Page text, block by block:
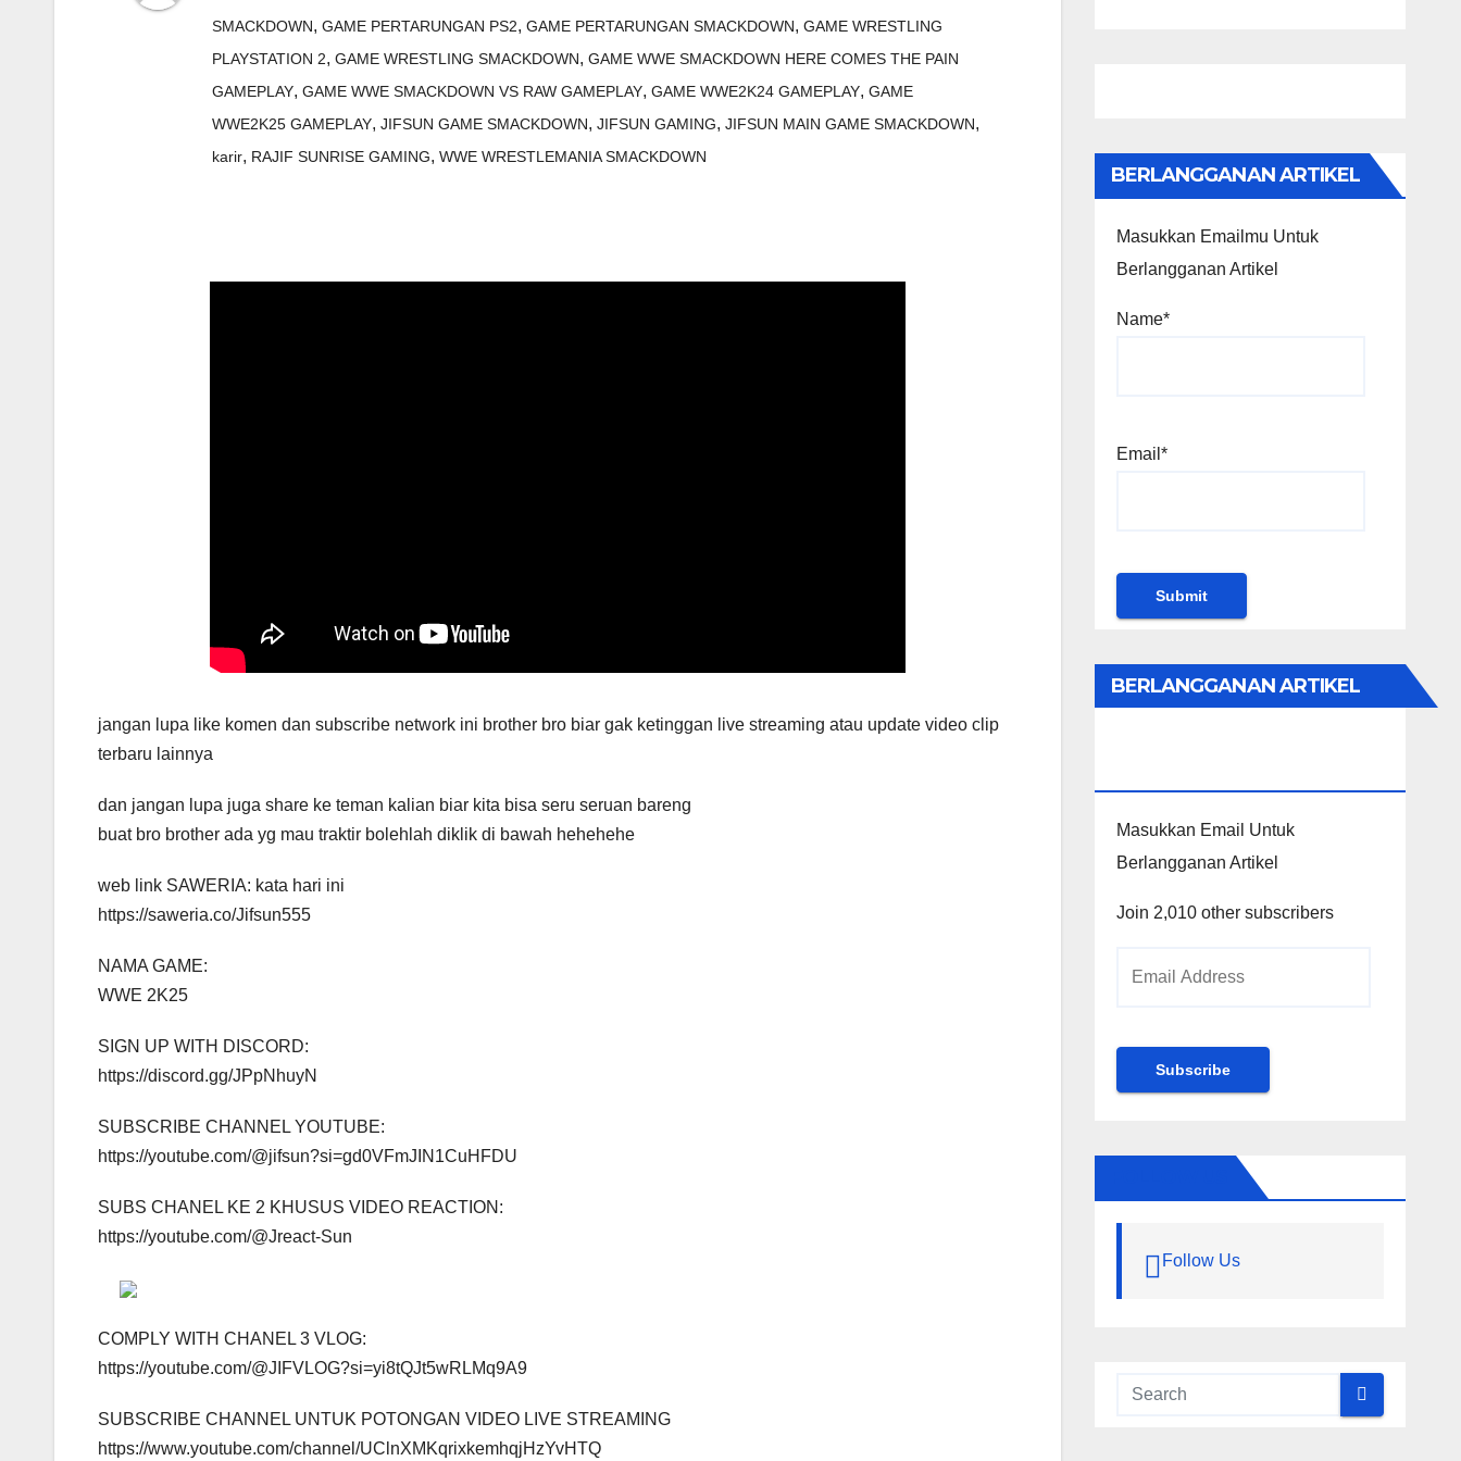
SMACKDOWN, GAME PERTARUNGAN PS2, GAME PERTARUNGAN SMACKDOWN, GAME WRESTLING
PLAYSTATION 2, GAME WRESTLING SMACKDOWN, GAME WWE SMACKDOWN HERE COMES THE PAIN
GAMEPLAY, GAME WWE SMACKDOWN VS RAW GAMEPLAY, GAME WWE2K24 GAMEPLAY, GAME
WWE2K25 GAMEPLAY, JIFSUN GAME SMACKDOWN, JIFSUN GAMING, JIFSUN MAIN GAME SMACKDOWN,
karir, RAJIF SUNRISE GAMING, WWE WRESTLEMANIA SMACKDOWN
jangan lupa like komen dan subscribe network ini brother bro biar gak ketinggan live streaming atau update video clip
terbaru lainnya
dan jangan lupa juga share ke teman kalian biar kita bisa seru seruan bareng
buat bro brother ada yg mau traktir bolehlah diklik di bawah hehehehe
web link SAWERIA: kata hari ini
https://saweria.co/Jifsun555
NAMA GAME:
WWE 2K25
SIGN UP WITH DISCORD:
https://discord.gg/JPpNhuyN
SUBSCRIBE CHANNEL YOUTUBE:
https://youtube.com/@jifsun?si=gd0VFmJIN1CuHFDU
SUBS CHANEL KE 2 KHUSUS VIDEO REACTION:
https://youtube.com/@Jreact-Sun
COMPLY WITH CHANEL 3 VLOG:
https://youtube.com/@JIFVLOG?si=yi8tQJt5wRLMq9A9
SUBSCRIBE CHANNEL UNTUK POTONGAN VIDEO LIVE STREAMING
https://www.youtube.com/channel/UClnXMKqrixkemhqjHzYvHTQ
BERLANGGANAN ARTIKEL
Masukkan Emailmu Untuk
Berlangganan Artikel
Name*
Email*
BERLANGGANAN ARTIKEL
Masukkan Email Untuk
Berlangganan Artikel
Join 2,010 other subscribers
Subscribe
Follow Us